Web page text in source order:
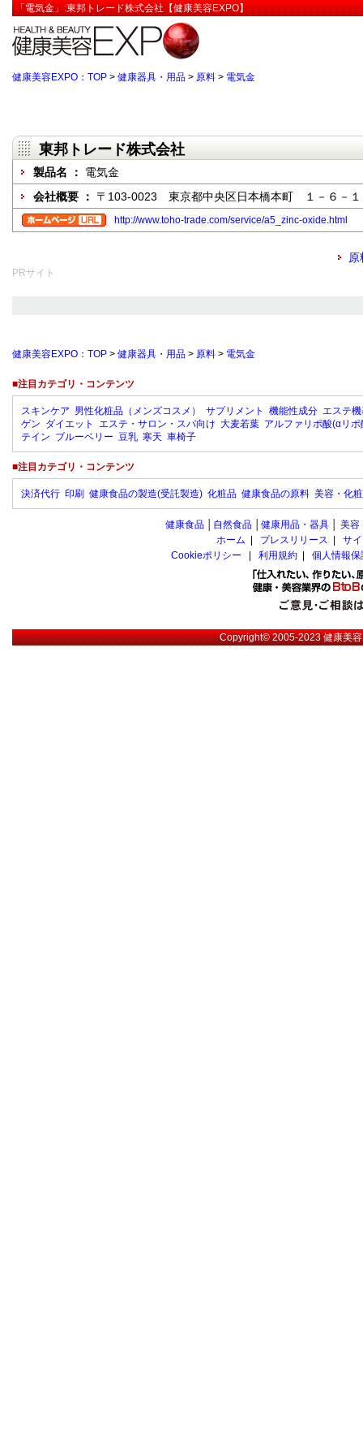
「電気金」:東邦トレード株式会社【健康美容EXPO】
健康美容EXPO：TOP > 健康器具・用品 > 原料 > 電気金
東邦トレード株式会社
製品名 ： 電気金
会社概要 ： 〒103-0023 東京都中央区日本橋本町 １－６－１
http://www.toho-trade.com/service/a5_zinc-oxide.html
PRサイト
健康美容EXPO：TOP > 健康器具・用品 > 原料 > 電気金
■注目カテゴリ・コンテンツ
スキンケア 男性化粧品（メンズコスメ） サプリメント 機能性成分 エステ
ゲン ダイエット エステ・サロン・スパ向け 大麦若葉 アルファリポ酸(αリポ
テイン ブルーベリー 豆乳 寒天 車椅子
■注目カテゴリ・コンテンツ
決済代行 印刷 健康食品の製造(受託製造) 化粧品 健康食品の原料 美容・化
健康食品 自然食品 健康用品・器具 美容
ホーム
プレスリリース
サ
Cookieポリシー
利用規約 個人情報
Copyright© 2005-2023健康美